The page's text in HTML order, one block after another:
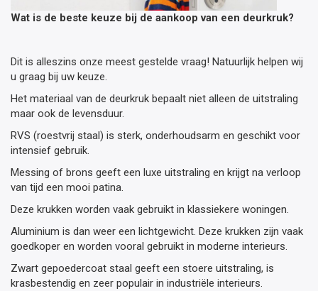
Wat is de beste keuze bij de aankoop van een deurkruk?
Dit is alleszins onze meest gestelde vraag! Natuurlijk helpen wij
u graag bij uw keuze.
Het materiaal van de deurkruk bepaalt niet alleen de uitstraling
maar ook de levensduur.
RVS (roestvrij staal) is sterk, onderhoudsarm en geschikt voor
intensief gebruik.
Messing of brons geeft een luxe uitstraling en krijgt na verloop
van tijd een mooi patina.
Deze krukken worden vaak gebruikt in klassiekere woningen.
Aluminium is dan weer een lichtgewicht. Deze krukken zijn vaak
goedkoper en worden vooral gebruikt in moderne interieurs.
Zwart gepoedercoat staal geeft een stoere uitstraling, is
krasbestendig en zeer populair in industriële interieurs.